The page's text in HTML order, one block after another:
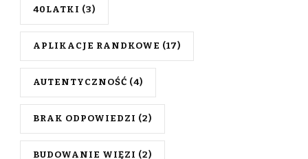
40LATKI (3)
APLIKACJE RANDKOWE (17)
AUTENTYCZNOŚĆ (4)
BRAK ODPOWIEDZI (2)
BUDOWANIE WIĘZI (2)